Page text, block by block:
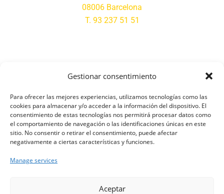
Gestionar consentimiento
Para ofrecer las mejores experiencias, utilizamos tecnologías como las
cookies para almacenar y/o acceder a la información del dispositivo. El
consentimiento de estas tecnologías nos permitirá procesar datos como
el comportamiento de navegación o las identificaciones únicas en este
sitio. No consentir o retirar el consentimiento, puede afectar
negativamente a ciertas características y funciones.
Manage services
Aceptar
08006 Barcelona
T. 93 237 51 51